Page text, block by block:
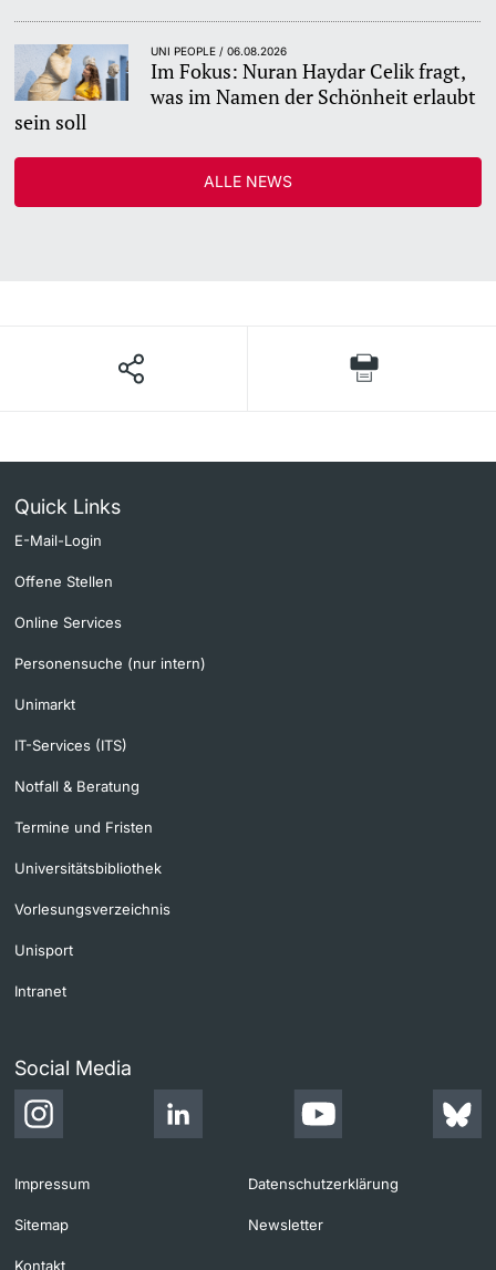
UNI PEOPLE / 06.08.2026
Im Fokus: Nuran Haydar Celik fragt,
was im Namen der Schönheit erlaubt
sein soll
ALLE NEWS
Quick Links
E-Mail-Login
Offene Stellen
Online Services
Personensuche (nur intern)
Unimarkt
IT-Services (ITS)
Notfall & Beratung
Termine und Fristen
Universitätsbibliothek
Vorlesungsverzeichnis
Unisport
Intranet
Social Media
Impressum Datenschutzerklärung
Sitemap Newsletter
Kontakt